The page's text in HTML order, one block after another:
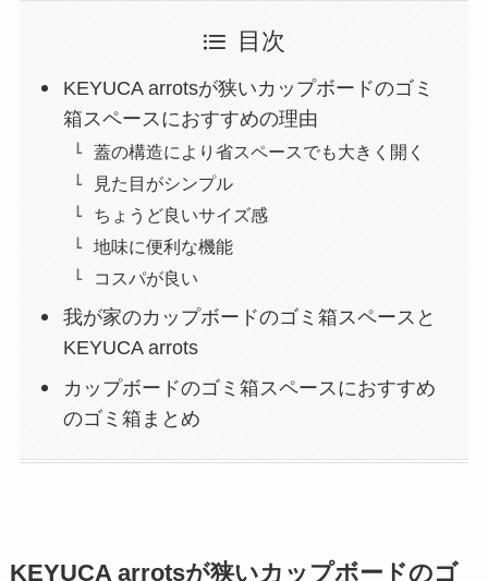
目次
KEYUCA arrotsが狭いカップボードのゴミ
箱スペースにおすすめの理由
蓋の構造により省スペースでも大きく開く
見た目がシンプル
ちょうど良いサイズ感
地味に便利な機能
コスパが良い
我が家のカップボードのゴミ箱スペースと
KEYUCA arrots
カップボードのゴミ箱スペースにおすすめ
のゴミ箱まとめ
KEYUCA arrotsが狭いカップボードのゴ